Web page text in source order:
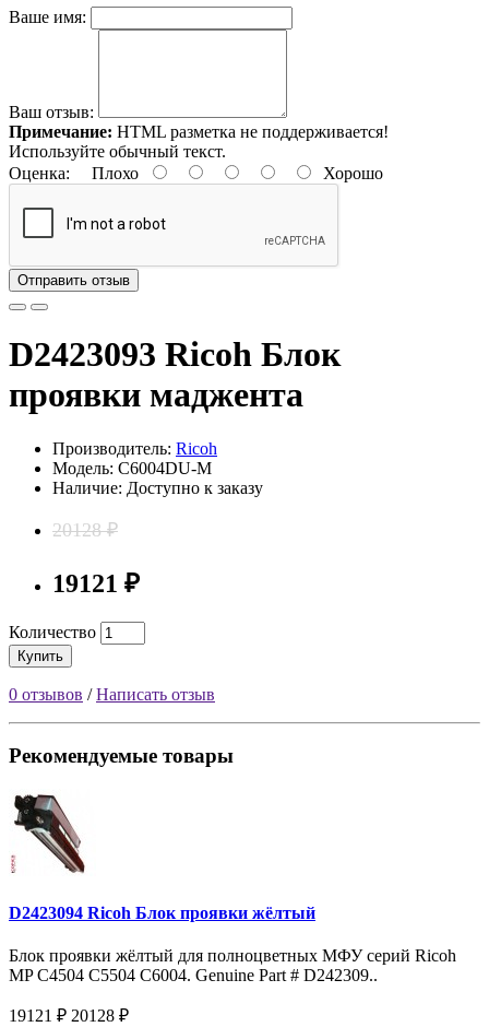
Ваше имя:
Ваш отзыв:
Примечание: HTML разметка не поддерживается!
Используйте обычный текст.
Оценка: Плохо Хорошо
Отправить отзыв
D2423093 Ricoh Блок
проявки маджента
Производитель: Ricoh
Модель: C6004DU-M
Наличие: Доступно к заказу
20128 ₽
19121 ₽
Количество
Купить
0 отзывов /Написать отзыв
Рекомендуемые товары
D2423094 Ricoh Блок проявки жёлтый
Блок проявки жёлтый для полноцветных МФУ серий Ricoh
MP C4504 C5504 C6004. Genuine Part # D242309..
19121 ₽ 20128 ₽